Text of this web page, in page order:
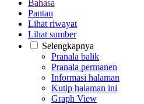
Bahasa
Pantau
Lihat riwayat
Lihat sumber
Selengkapnya
Pranala balik
Pranala permanen
Informasi halaman
Kutip halaman ini
Graph View